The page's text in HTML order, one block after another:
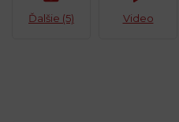
Ďalšie (5) Video